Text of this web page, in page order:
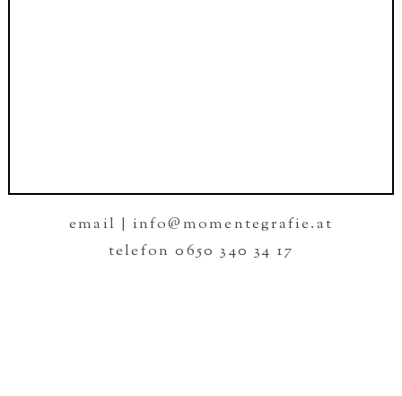
email | info@momentegrafie.at
telefon 0650 340 34 17